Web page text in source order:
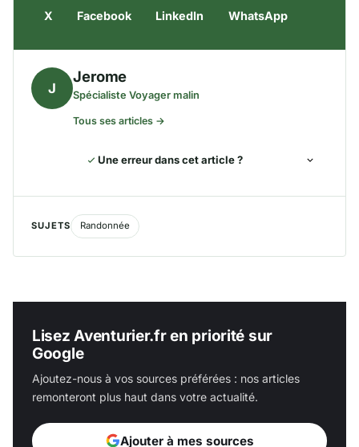
X Facebook LinkedIn WhatsApp
J
Jerome
Spécialiste Voyager malin
Tous ses articles →
Une erreur dans cet article ?
SUJETS Randonnée
Lisez Aventurier.fr en priorité sur
Google
Ajoutez-nous à vos sources préférées : nos articles
remonteront plus haut dans votre actualité.
Ajouter à mes sources